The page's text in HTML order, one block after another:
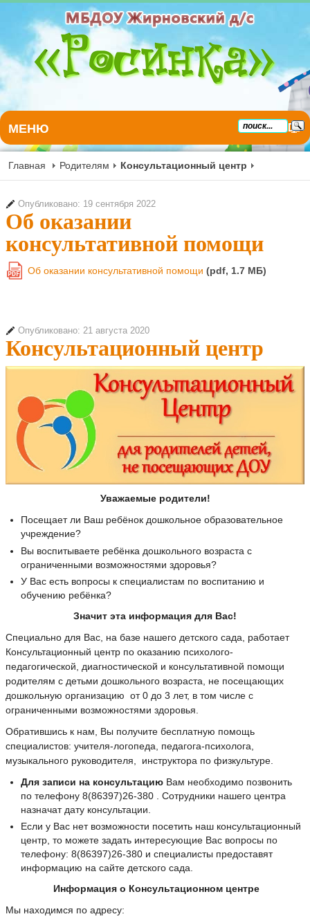
МЕНЮ
Главная Родителям Консультационный центр
Опубликовано: 19 сентября 2022
Об оказании
консультативной помощи
PDF Об оказании консультативной помощи (pdf, 1.7 MБ)
Опубликовано: 21 августа 2020
Консультационный центр
Уважаемые родители!
Посещает ли Ваш ребёнок дошкольное образовательное
учреждение?
Вы воспитываете ребёнка дошкольного возраста с
ограниченными возможностями здоровья?
У Вас есть вопросы к специалистам по воспитанию и
обучению ребёнка?
Значит эта информация для Вас!
Специально для Вас, на базе нашего детского сада, работает
Консультационный центр по оказанию психолого-
педагогической, диагностической и консультативной помощи
родителям с детьми дошкольного возраста, не посещающих
дошкольную организацию от 0 до 3 лет, в том числе с
ограниченными возможностями здоровья.
Обратившись к нам, Вы получите бесплатную помощь
специалистов: учителя-логопеда, педагога-психолога,
музыкального руководителя, инструктора по физкультуре.
Для записи на консультацию Вам необходимо позвонить
по телефону 8(86397)26-380 . Сотрудники нашего центра
назначат дату консультации.
Если у Вас нет возможности посетить наш консультационный
центр, то можете задать интересующие Вас вопросы по
телефону: 8(86397)26-380 и специалисты предоставят
информацию на сайте детского сада.
Информация о Консультационном центре
Мы находимся по адресу: